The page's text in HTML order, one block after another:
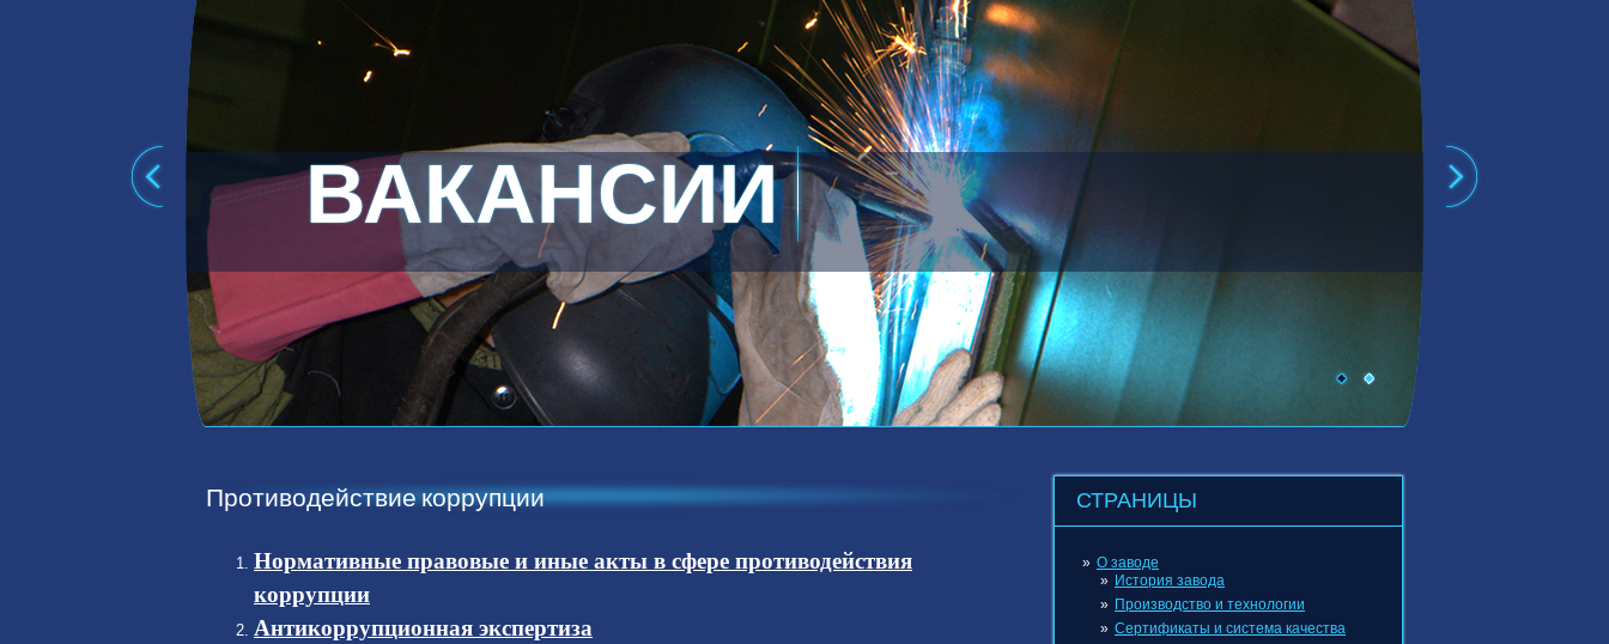
ВАКАНСИИ
1 2
СТРАНИЦЫ
О заводе
История завода
Производство и технологии
Сертификаты и система качества
Противодействие коррупции
Нормативные правовые и иные акты в сфере противодействия
коррупции
Антикоррупционная экспертиза